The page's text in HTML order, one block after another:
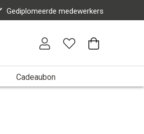
Gediplomeerde medewerkers
Cadeaubon